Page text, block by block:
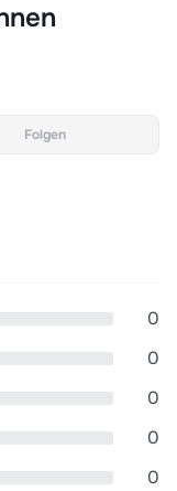
Folgen
0
0
0
0
0